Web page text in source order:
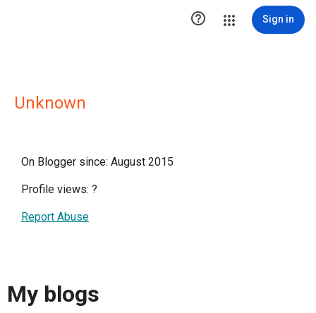
 Sign in
Unknown
On Blogger since: August 2015
Profile views: ?
Report Abuse
My blogs